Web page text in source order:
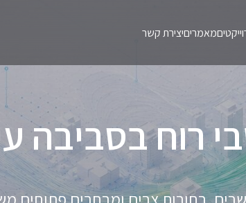
מאמריםיצירת קשר
רוח בסביבה